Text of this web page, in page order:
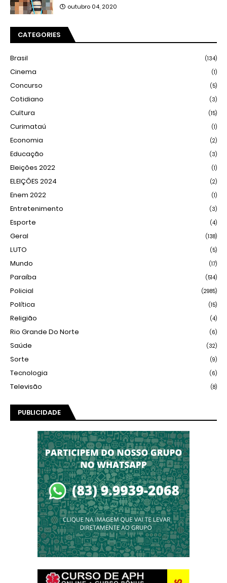
outubro 04, 2020
CATEGORIES
Brasil (134)
Cinema (1)
Concurso (5)
Cotidiano (3)
Cultura (15)
Curimataú (1)
Economia (2)
Educação (3)
Eleições 2022 (1)
ELEIÇÕES 2024 (2)
Enem 2022 (1)
Entretenimento (3)
Esporte (4)
Geral (138)
LUTO (5)
Mundo (17)
Paraíba (514)
Policial (2985)
Política (15)
Religião (4)
Rio Grande Do Norte (6)
Saúde (32)
Sorte (9)
Tecnologia (6)
Televisão (8)
PUBLICIDADE